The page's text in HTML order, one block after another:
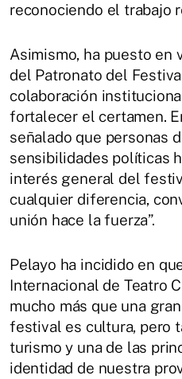
reconociendo el trabajo
Asimismo, ha puesto en
del Patronato del
colaboración
fortalecer el certamen.
señalado que personas
sensibilidades políticas
interés general del
cualquier diferencia,
unión hace la fuerza”.
Pelayo ha incidido en
Internacional de Teatro
mucho más que una
festival es cultura, pero
turismo y una de las
identidad de nuestra